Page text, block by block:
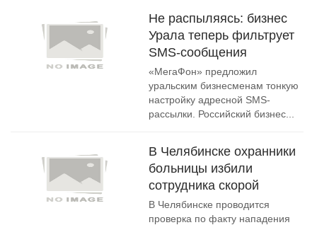
Не распыляясь: бизнес
Урала теперь фильтрует
SMS-сообщения
«МегаФон» предложил
уральским бизнесменам тонкую
настройку адресной SMS-
рассылки. Российский бизнес...
В Челябинске охранники
больницы избили
сотрудника скорой
В Челябинске проводится
проверка по факту нападения